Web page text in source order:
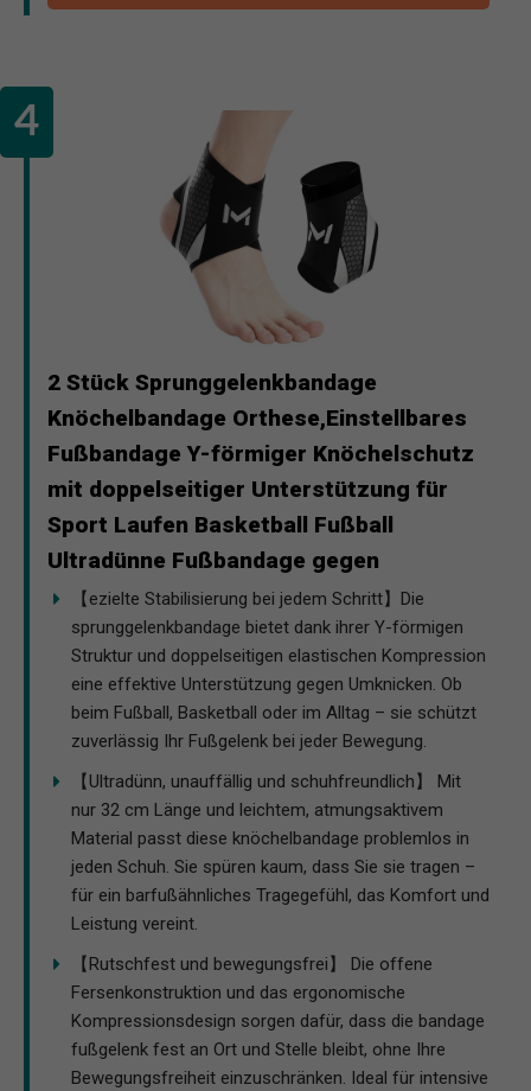
2 Stück Sprunggelenkbandage
Knöchelbandage Orthese,Einstellbares
Fußbandage Y-förmiger Knöchelschutz
mit doppelseitiger Unterstützung für
Sport Laufen Basketball Fußball
Ultradünne Fußbandage gegen
【ezielte Stabilisierung bei jedem Schritt】Die
sprunggelenkbandage bietet dank ihrer Y-förmigen
Struktur und doppelseitigen elastischen Kompression
eine effektive Unterstützung gegen Umknicken. Ob
beim Fußball, Basketball oder im Alltag – sie schützt
zuverlässig Ihr Fußgelenk bei jeder Bewegung.
【Ultradünn, unauffällig und schuhfreundlich】 Mit
nur 32 cm Länge und leichtem, atmungsaktivem
Material passt diese knöchelbandage problemlos in
jeden Schuh. Sie spüren kaum, dass Sie sie tragen –
für ein barfußähnliches Tragegefühl, das Komfort und
Leistung vereint.
【Rutschfest und bewegungsfrei】 Die offene
Fersenkonstruktion und das ergonomische
Kompressionsdesign sorgen dafür, dass die bandage
fußgelenk fest an Ort und Stelle bleibt, ohne Ihre
Bewegungsfreiheit einzuschränken. Ideal für intensive